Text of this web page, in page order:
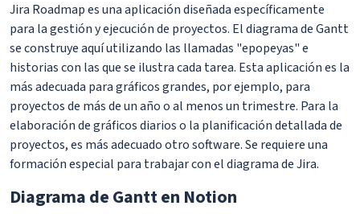
Jira Roadmap es una aplicación diseñada específicamente
para la gestión y ejecución de proyectos. El diagrama de Gantt
se construye aquí utilizando las llamadas "epopeyas" e
historias con las que se ilustra cada tarea. Esta aplicación es la
más adecuada para gráficos grandes, por ejemplo, para
proyectos de más de un año o al menos un trimestre. Para la
elaboración de gráficos diarios o la planificación detallada de
proyectos, es más adecuado otro software. Se requiere una
formación especial para trabajar con el diagrama de Jira.
Diagrama de Gantt en Notion